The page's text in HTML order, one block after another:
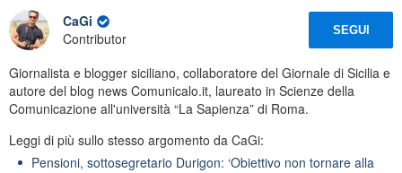
CaGi
Contributor
SEGUI
Giornalista e blogger siciliano, collaboratore del Giornale di Sicilia e
autore del blog news Comunicalo.it, laureato in Scienze della
Comunicazione all'università “La Sapienza” di Roma.
Leggi di più sullo stesso argomento da CaGi:
Pensioni, sottosegretario Durigon: ‘Obiettivo non tornare alla